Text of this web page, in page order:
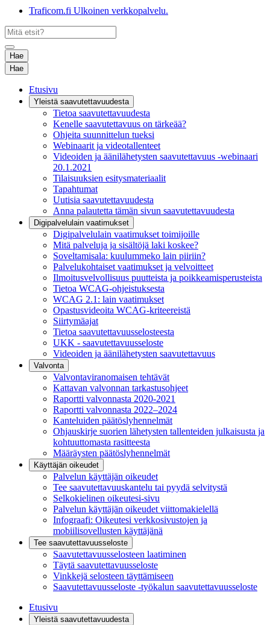
Traficom.fi Ulkoinen verkkopalvelu.
Hae
Hae
Etusivu
Yleistä saavutettavuudesta
Tietoa saavutettavuudesta
Kenelle saavutettavuus on tärkeää?
Ohjeita suunnittelun tueksi
Webinaarit ja videotallenteet
Videoiden ja äänilähetysten saavutettavuus -webinaari
20.1.2021
Tilaisuuksien esitysmateriaalit
Tapahtumat
Uutisia saavutettavuudesta
Anna palautetta tämän sivun saavutettavuudesta
Digipalvelulain vaatimukset
Digipalvelulain vaatimukset toimijoille
Mitä palveluja ja sisältöjä laki koskee?
Soveltamisala: kuulummeko lain piiriin?
Palvelukohtaiset vaatimukset ja velvoitteet
Ilmoitusvelvollisuus puutteista ja poikkeamisperusteista
Tietoa WCAG-ohjeistuksesta
WCAG 2.1: lain vaatimukset
Opastusvideoita WCAG-kriteereistä
Siirtymäajat
Tietoa saavutettavuusselosteesta
UKK - saavutettavuusseloste
Videoiden ja äänilähetysten saavutettavuus
Valvonta
Valvontaviranomaisen tehtävät
Kattavan valvonnan tarkastusohjeet
Raportti valvonnasta 2020-2021
Raportti valvonnasta 2022–2024
Kanteluiden päätöslyhennelmät
Ohjauskirje suorien lähetysten tallenteiden julkaisusta ja
kohtuuttomasta rasitteesta
Määräysten päätöslyhennelmät
Käyttäjän oikeudet
Palvelun käyttäjän oikeudet
Tee saavutettavuuskantelu tai pyydä selvitystä
Selkokielinen oikeutesi-sivu
Palvelun käyttäjän oikeudet viittomakielellä
Infograafi: Oikeutesi verkkosivustojen ja
mobiilisovellusten käyttäjänä
Tee saavutettavuusseloste
Saavutettavuus­selosteen laatiminen
Täytä saavutettavuusseloste
Vinkkejä selosteen täyttämiseen
Saavutettavuusseloste -työkalun saavutettavuusseloste
Etusivu
Yleistä saavutettavuudesta